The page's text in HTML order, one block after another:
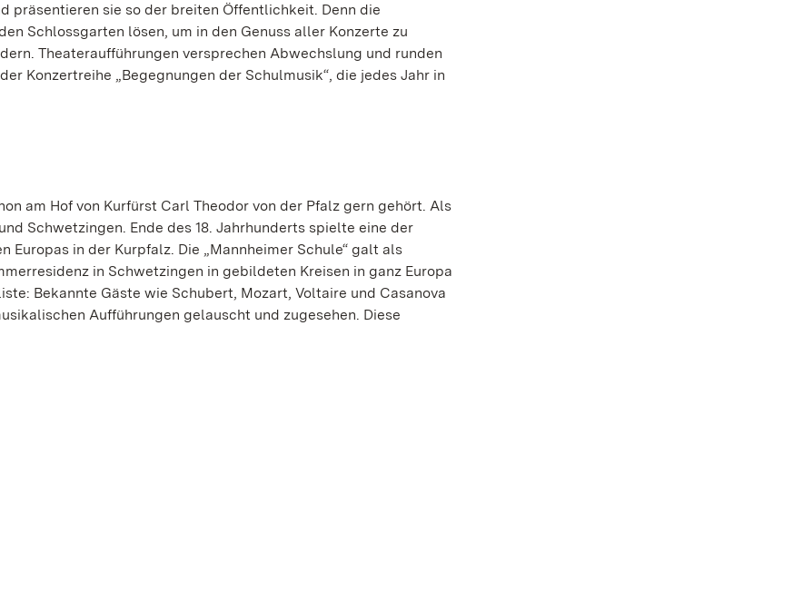
präsentieren sie so der breiten Öffentlichkeit. Denn die
Schlossgarten lösen, um in den Genuss aller Konzerte zu
Theateraufführungen versprechen Abwechslung und runden
Konzertreihe „Begegnungen der Schulmusik“, die jedes Jahr in
am Hof von Kurfürst Carl Theodor von der Pfalz gern gehört. Als
Schwetzingen. Ende des 18. Jahrhunderts spielte eine der
in der Kurpfalz. Die „Mannheimer Schule“ galt als
in Schwetzingen in gebildeten Kreisen in ganz Europa
Bekannte Gäste wie Schubert, Mozart, Voltaire und Casanova
Aufführungen gelauscht und zugesehen. Diese